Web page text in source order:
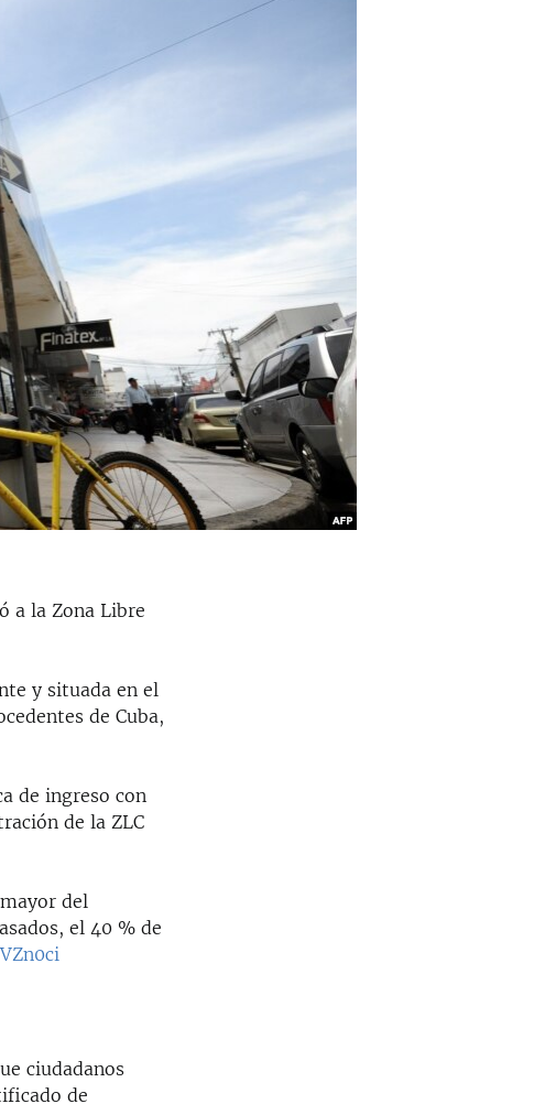
a la Zona Libre
y situada en el
de Cuba,
de ingreso con
de la ZLC
del
el 40 % de
ciudadanos
de